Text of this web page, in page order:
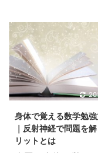
るための勉強方法
て書いていきます。
のテーマは、実力以
点数を取るという観
書きますが、一番は
に努力をして実力
かなか中学生のうち
ういうことが難し
す。では、点数を実
身体で覚える数学勉
｜反射神経で問題を
リットとは